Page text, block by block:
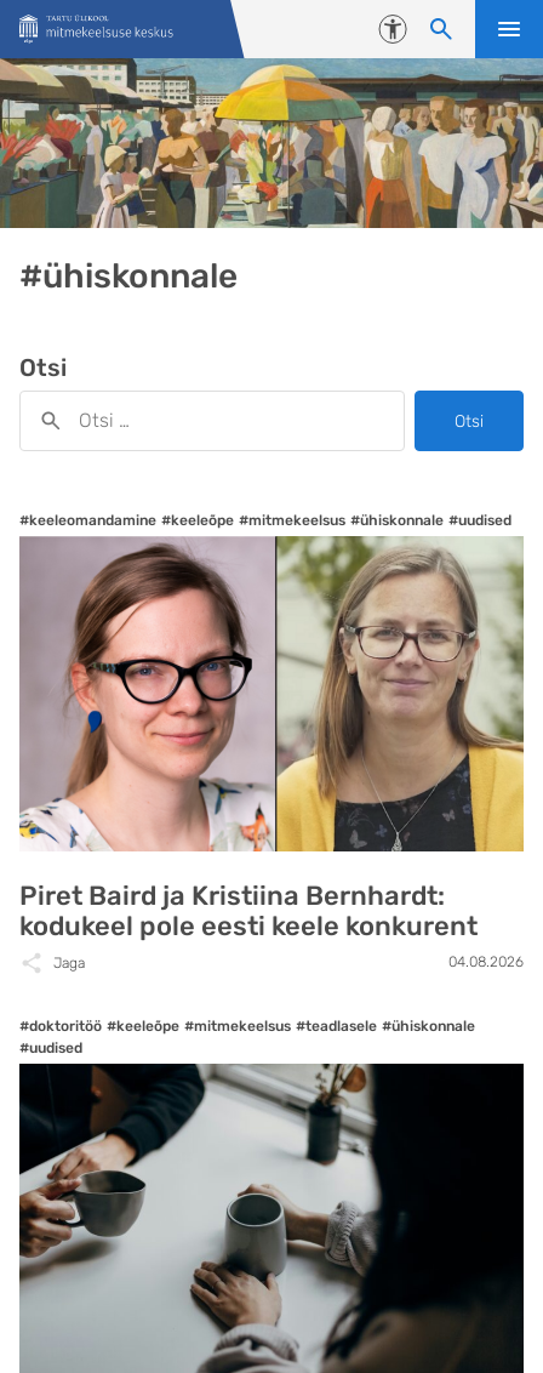
Liigu edasi põhisisu juurde
Juurdepääsetavus
#ühiskonnale
Otsi
Otsi
#keeleomandamine #keeleõpe #mitmekeelsus #ühiskonnale #uudised
Piret Baird ja Kristiina Bernhardt:
kodukeel pole eesti keele konkurent
Jaga 04.08.2026
#doktoritöö #keeleõpe #mitmekeelsus #teadlasele #ühiskonnale
#uudised